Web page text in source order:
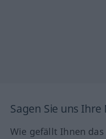
Sagen Sie uns
Wie gefällt Ihnen